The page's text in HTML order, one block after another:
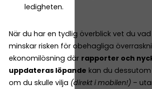
ledigheten.
När du har en tydlig överblick vet du
minskar risken för obehagliga
ekonomilösning där rapporter och
uppdateras löpande kan du
om du skulle vilja (direkt i mobilen!) –